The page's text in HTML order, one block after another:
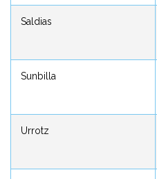
Saldias
Sunbilla
Urrotz